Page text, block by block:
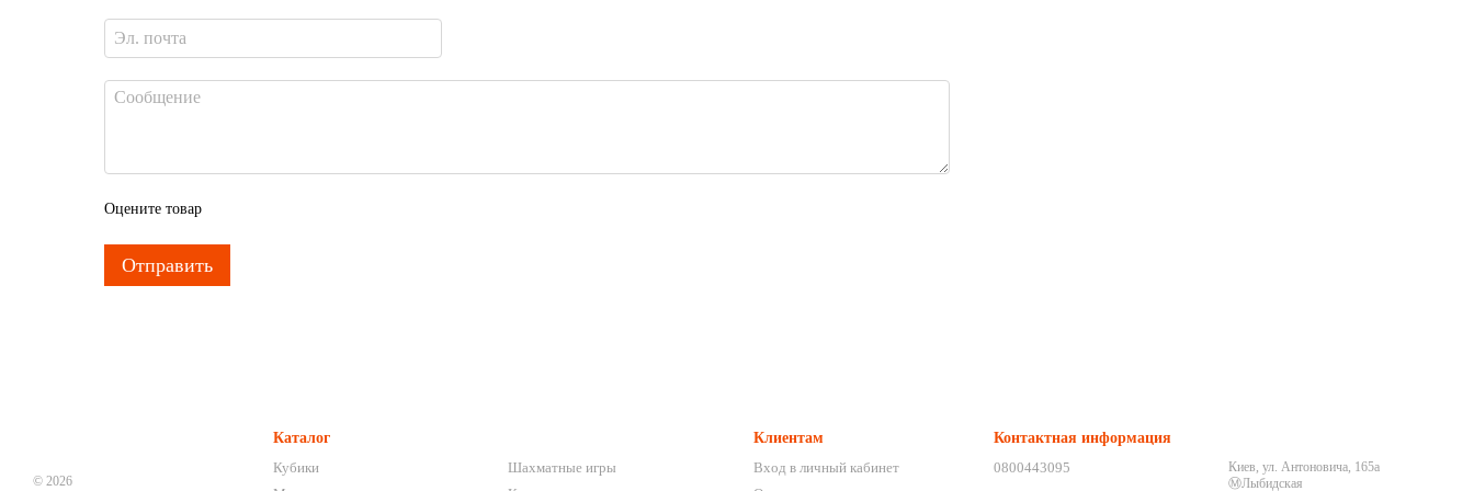
Оцените товар
Отправить
© 2026
Каталог
Кубики
Шахматные игры
Клиентам
Вход в личный кабинет
Контактная информация
0800443095
Киев, ул. Антоновича, 165а
Ⓜ️Лыбидская